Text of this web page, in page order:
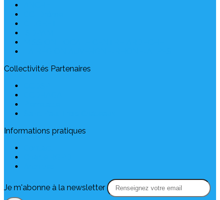
Collectivités Partenaires
Informations pratiques
Je m'abonne à la newsletter